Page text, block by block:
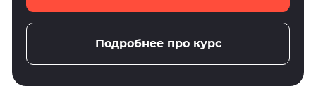
Подробнее про курс